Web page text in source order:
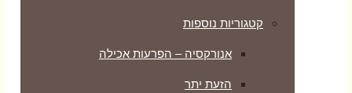
קטגוריות נוספות
אנורקסיה – הפרעות אכילה
הזעת יתר